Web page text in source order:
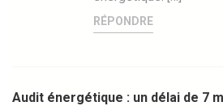
RÉPONDRE
Audit énergétique : un délai de 7